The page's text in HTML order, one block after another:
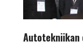
Autotekniikan